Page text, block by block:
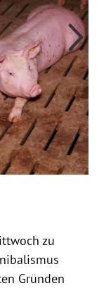
zu
Gründen